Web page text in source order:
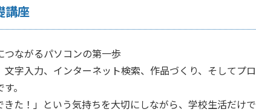
講座
ながるパソコンの第一歩
字入力、インターネット検索、作品づくり、そしてプ
。
きた！」という気持ちを大切にしながら、学校生活だ